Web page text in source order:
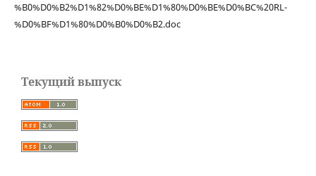
%B0%D0%B2%D1%82%D0%BE%D1%80%D0%BE%D0%BC%20RL-
%D0%BF%D1%80%D0%B0%D0%B2.doc
Текущий выпуск